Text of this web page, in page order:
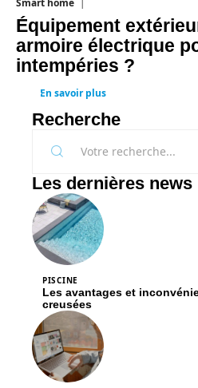
Équipement
armoire électrique
intempéries ?
En savoir plus
Recherche
Les dernières news
PISCINE
Les avantages et
creusées